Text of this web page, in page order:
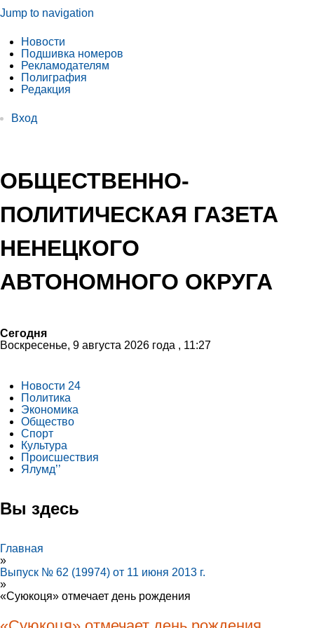
Jump to navigation
Новости
Подшивка номеров
Рекламодателям
Полиграфия
Редакция
Вход
ОБЩЕСТВЕННО-
ПОЛИТИЧЕСКАЯ ГАЗЕТА
НЕНЕЦКОГО
АВТОНОМНОГО ОКРУГА
Сегодня
Воскресенье, 9 августа 2026 года , 11:27
Новости 24
Политика
Экономика
Общество
Спорт
Культура
Происшествия
Ялумд’’
Вы здесь
Главная
»
Выпуск № 62 (19974) от 11 июня 2013 г.
»
«Суюкоця» отмечает день рождения